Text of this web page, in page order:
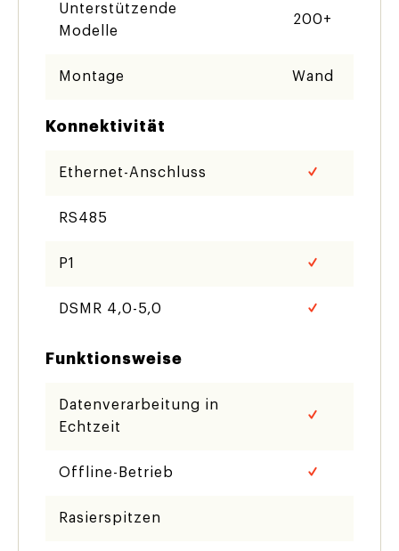
Unterstützende
Modelle
200+
Montage Wand
Konnektivität
Ethernet-Anschluss
RS485
P1
DSMR 4,0-5,0
Funktionsweise
Datenverarbeitung in
Echtzeit
Offline-Betrieb
Rasierspitzen